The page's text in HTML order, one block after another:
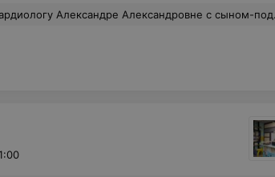
обследований, показала на снимках, что именно увидела, объяснила причину. Александра Александровна умеет разговаривать с подростками: спокойно, уважительно. Сын остался доволен. Прописала поддерживающую терапию и дала рекомендации для дальнейшего наблюдения и обследования, рекомендации по режиму тренировок. Мне, в свою очередь, как родителю, подробно разъяснила все интересующие вопросы. Уже несколько лет занимаемся обследованием ребенка, но только после этой консультации я наконец-то получила четкую картину и понимание, что происходит с сердцем сына. Очень внимательный, грамотный специалист, рекомендую!